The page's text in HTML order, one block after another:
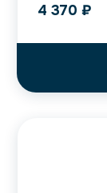
4 370 ₽